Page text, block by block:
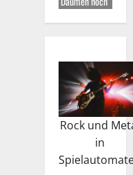
Rock und
in